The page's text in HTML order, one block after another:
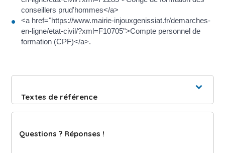
conseillers prud'hommes</a>
<a href="https://www.mairie-injouxgenissiat.fr/demarches-
en-ligne/etat-civil/?xml=F10705">Compte personnel de
formation (CPF)</a>.
Textes de référence
Questions ? Réponses !